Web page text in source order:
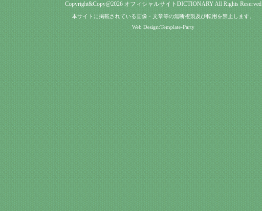
Copyright&Copy@2026 オフィシャルサイトDICTIONARY All Rights Reserved
本サイトに掲載されている画像・文章等の無断複製及び転用を禁止します。
Web Design:Template-Party